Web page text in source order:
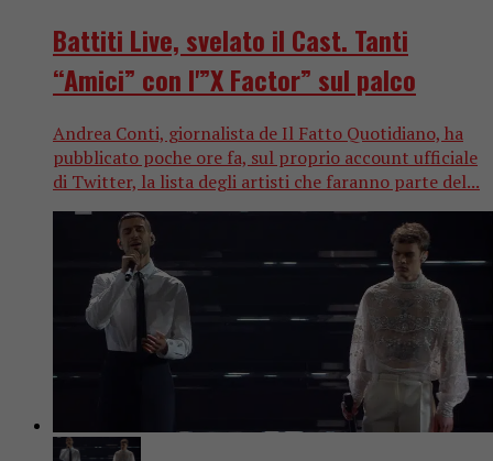
Battiti Live, svelato il Cast. Tanti
“Amici” con l'”X Factor” sul palco
Andrea Conti, giornalista de Il Fatto Quotidiano, ha
pubblicato poche ore fa, sul proprio account ufficiale
di Twitter, la lista degli artisti che faranno parte del...